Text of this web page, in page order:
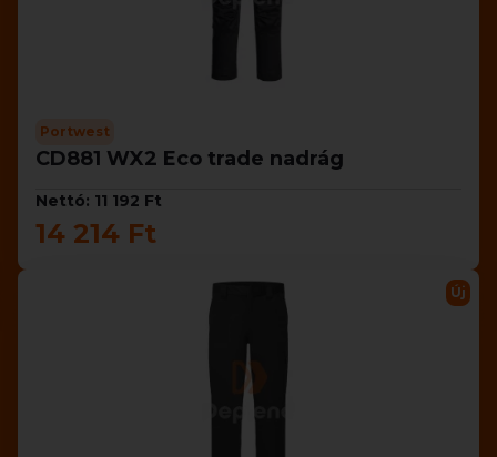
Portwest
CD881 WX2 Eco trade nadrág
Nettó: 11 192 Ft
14 214 Ft
Új